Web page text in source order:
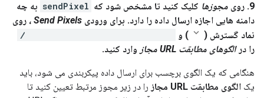
9. روی مجوزها کلیک کنید تا مشخص شود که sendPixel به چه
دامنه هایی اجازه ارسال داده را دارد. برای ورودی Send Pixels ، روی
نماد گسترش (
) و
را درالگوهای مطابقت URL مجاز وارد کنید.
هنگامی که یک الگوی برچسب برای ارسال داده پیکربندی می شود، باید
یک الگوی مطابقت URL مجاز
را در زیر مجوز مرتبط تعیین کنید تا